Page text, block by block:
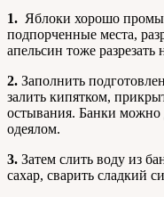
1. Яблоки хорошо
подпорченные места,
апельсин тоже разрезать
2. Заполнить
залить кипятком,
остывания. Банки можно
одеялом.
3. Затем слить воду из
сахар, сварить сладкий